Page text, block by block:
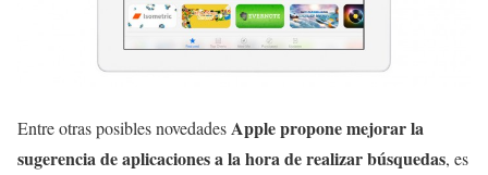
Entre otras posibles novedadesApple propone mejorar la
sugerencia de aplicaciones a la hora de realizar búsquedas, es